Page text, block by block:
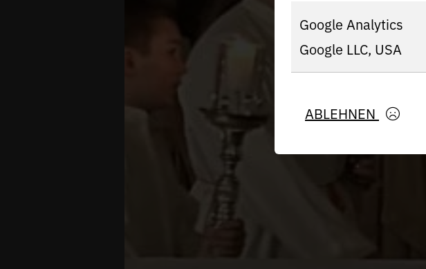
Google Analytics
Google LLC, USA
ABLEHNEN